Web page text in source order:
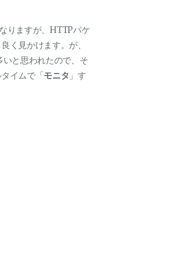
りますが、HTTPパケ
く見かけます。が、
と思われたので、そ
イムで「 モニタ 」す